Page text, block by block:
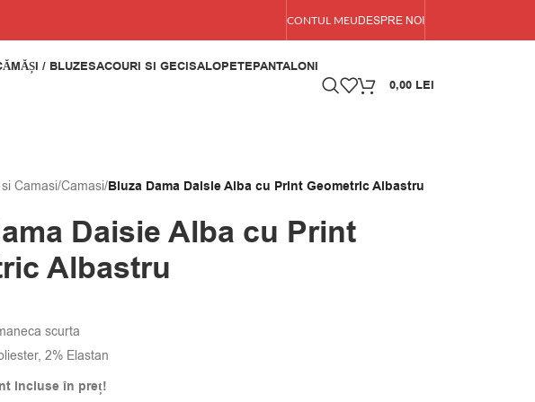
CONTUL MEUDESPRE NOI
/ BLUZESACOURI SI GECISALOPETEPANTALONI
0,00 LEI
Camasi/Camasi/Bluza Dama Daisie Alba cu Print Geometric Albastru
Daisie Alba cu Print
Albastru
scurta
2% Elastan
incluse în preț!